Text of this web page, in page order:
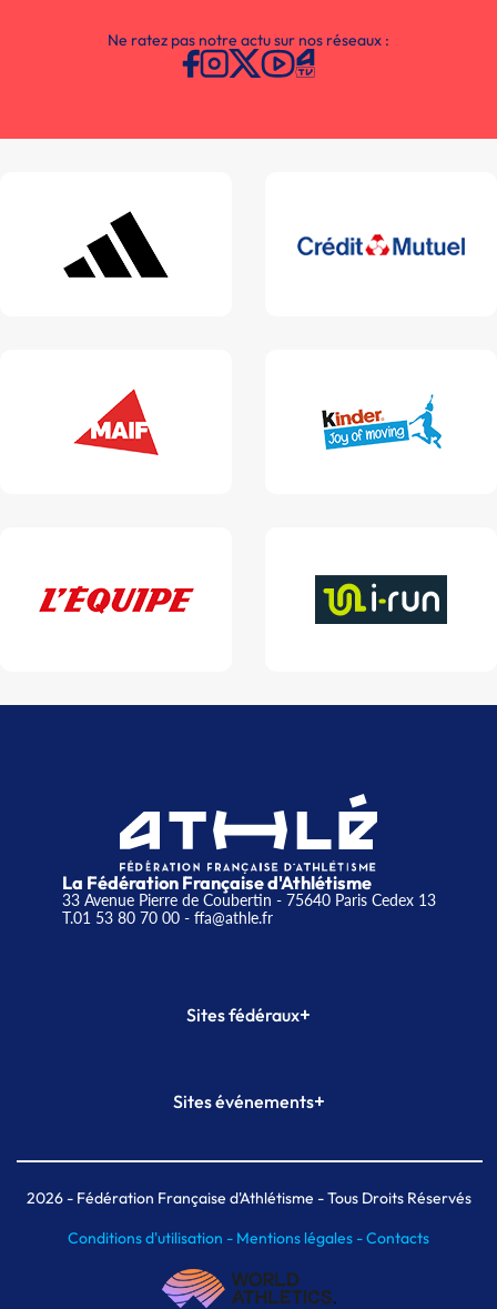
Ne ratez pas notre actu sur nos réseaux :
La Fédération Française d'Athlétisme
33 Avenue Pierre de Coubertin - 75640 Paris Cedex 13
T.01 53 80 70 00- ffa@athle.fr
Sites fédéraux+
Plateforme Formation
Sites événements+
Meeting de Paris indoor
MAIF Ekiden de Paris
2026- Fédération Française d'Athlétisme - Tous Droits Réservés
Conditions d'utilisation - Mentions légales -Contacts